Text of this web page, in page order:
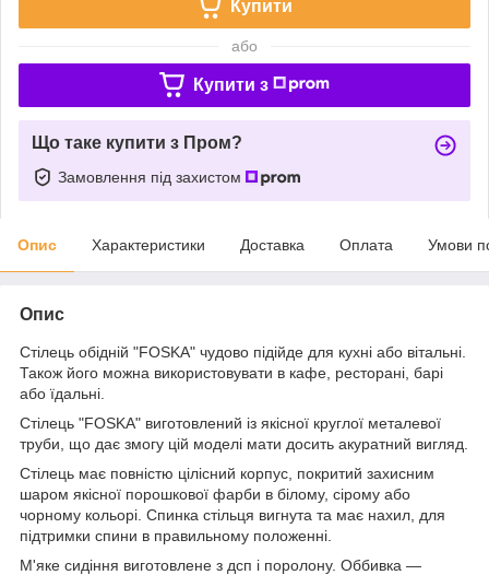
Купити
або
Купити з
Що таке купити з Пром?
Замовлення під захистом
Опис Характеристики Доставка Оплата Умови
Опис
Стілець обідній "FOSKA" чудово підійде для кухні або вітальні.
Також його можна використовувати в кафе, ресторані, барі
або їдальні.
Стілець "FOSKA" виготовлений із якісної круглої металевої
труби, що дає змогу цій моделі мати досить акуратний вигляд.
Стілець має повністю цілісний корпус, покритий захисним
шаром якісної порошкової фарби в білому, сірому або
чорному кольорі. Спинка стільця вигнута та має нахил, для
підтримки спини в правильному положенні.
М'яке сидіння виготовлене з дсп і поролону. Оббивка —